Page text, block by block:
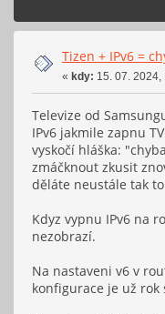
Tizen + IPv6 =
« kdy: 15. 07. 2024,
Televize od
IPv6 jakmile zapnu
vyskočí hláška:
zmáčknout zkusit
děláte neustále tak
Kdyz vypnu IPv6 na
nezobrazí.
Na nastaveni v6 v
konfigurace je už